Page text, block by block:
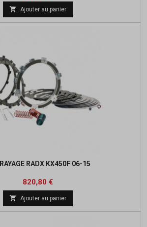
de
base
 Ajouter au panier
RADX KX450F 06-15
Prix
820,80 €Prix
de
base
 Ajouter au panier